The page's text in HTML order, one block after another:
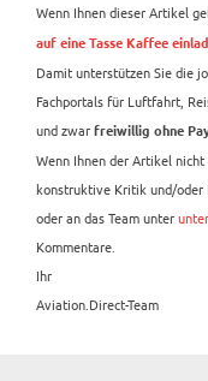
Wenn Ihnen dieser Artikel
auf eine Tasse Kaffee
Damit unterstützen Sie die
Fachportals für Luftfahrt,
und zwar freiwillig ohne
Wenn Ihnen der Artikel
konstruktive Kritik und/oder
oder an das Team unter
Kommentare.
Ihr
Aviation.Direct-Team